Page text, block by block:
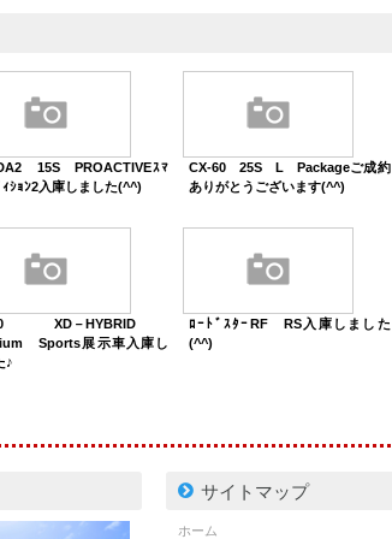
15S PROACTIVEｽﾏ
ｨｼｮﾝ2入庫しました(^^)
CX-60 25S L Packageご成約
ありがとうございます(^^)
60 XD－HYBRID
Sports展示車入庫し
♪
ﾛｰﾄﾞｽﾀｰRF RS入庫しました
(^^)
サイトマップ
ホーム